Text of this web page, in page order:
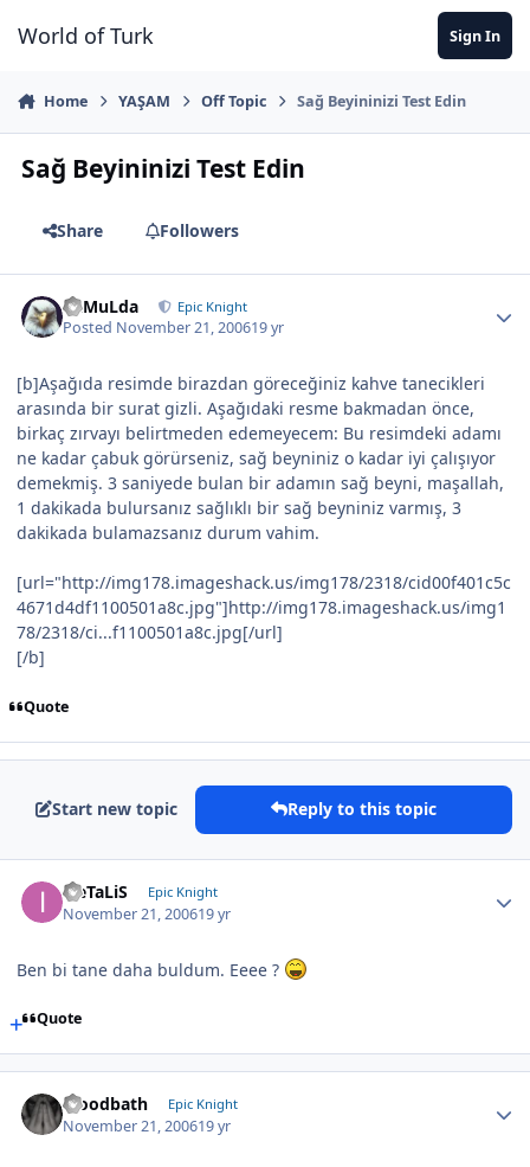
World of Turk Sign In
Home YAŞAM Off Topic Sağ Beyininizi Test Edin
Sağ Beyininizi Test Edin
Share Followers
RaMuLda Epic Knight
Posted November 21, 200619 yr
[b]Aşağıda resimde birazdan göreceğiniz kahve tanecikleri
arasında bir surat gizli. Aşağıdaki resme bakmadan önce,
birkaç zırvayı belirtmeden edemeyecem: Bu resimdeki adamı
ne kadar çabuk görürseniz, sağ beyniniz o kadar iyi çalışıyor
demekmiş. 3 saniyede bulan bir adamın sağ beyni, maşallah,
1 dakikada bulursanız sağlıklı bir sağ beyniniz varmış, 3
dakikada bulamazsanız durum vahim.
[url="http://img178.imageshack.us/img178/2318/cid00f401c5c
4671d4df1100501a8c.jpg"]http://img178.imageshack.us/img1
78/2318/ci...f1100501a8c.jpg[/url]
[/b]
Quote
Start new topic Reply to this topic
iLeTaLiS Epic Knight
November 21, 200619 yr
Ben bi tane daha buldum. Eeee ?
Quote
bloodbath Epic Knight
November 21, 200619 yr